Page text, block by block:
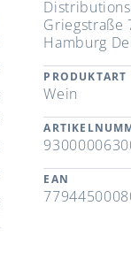
Griegstraße
Hamburg
PRODUKTART
Wein
EAN